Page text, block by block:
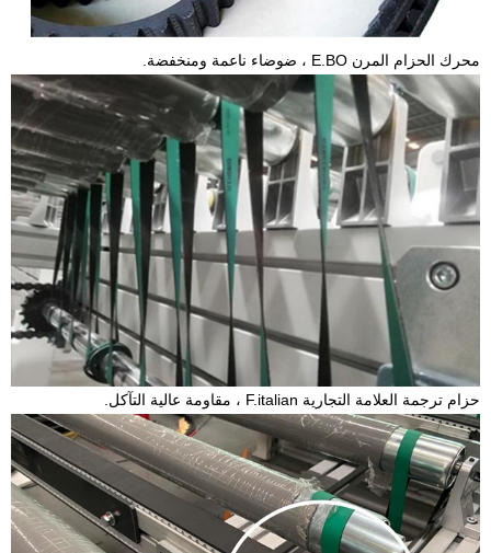
محرك الحزام المرن E.BO ، ضوضاء ناعمة ومنخفضة.
حزام ترجمة العلامة التجارية F.italian ، مقاومة عالية التآكل.